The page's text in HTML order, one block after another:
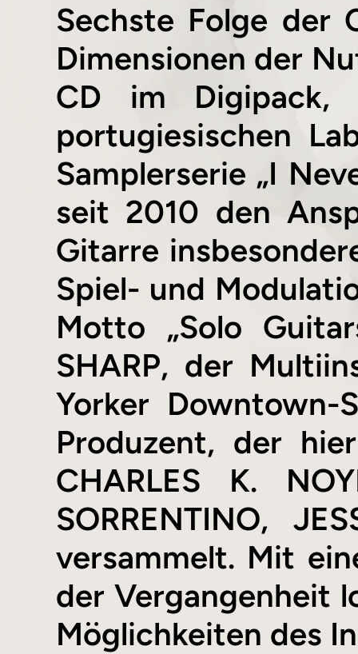
Sechste Folge der
Dimensionen der
CD im Digipack,
portugiesischen
Samplerserie „I
seit 2010 den
Gitarre
Spiel- und
Motto „Solo
SHARP, der
Yorker
Produzent, der
CHARLES K.
SORRENTINO,
versammelt. Mit
der Vergangenheit
Möglichkeiten des